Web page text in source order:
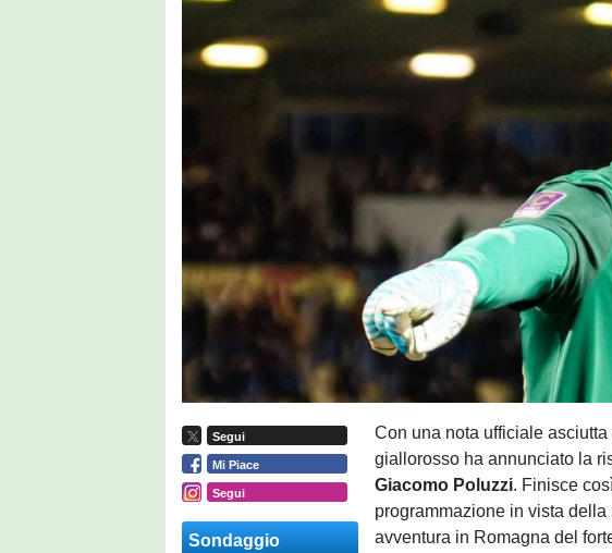
Segui
Mi Piace
Segui
Sondaggio
Con una nota ufficiale
giallorosso ha annunciato la
Giacomo Poluzzi. Finisce
programmazione in vista
avventura in Romagna del